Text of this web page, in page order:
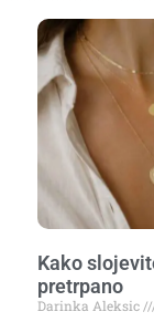
Kako
pretrpano
Darinka Aleksic